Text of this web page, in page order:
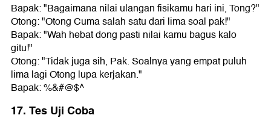
Bapak: "Bagaimana nilai ulangan fisikamu hari ini, Tong?"
Otong: "Otong Cuma salah satu dari lima soal pak!"
Bapak: "Wah hebat dong pasti nilai kamu bagus kalo
gitu!"
Otong: "Tidak juga sih, Pak. Soalnya yang empat puluh
lima lagi Otong lupa kerjakan."
Bapak: %&#@$^
17. Tes Uji Coba